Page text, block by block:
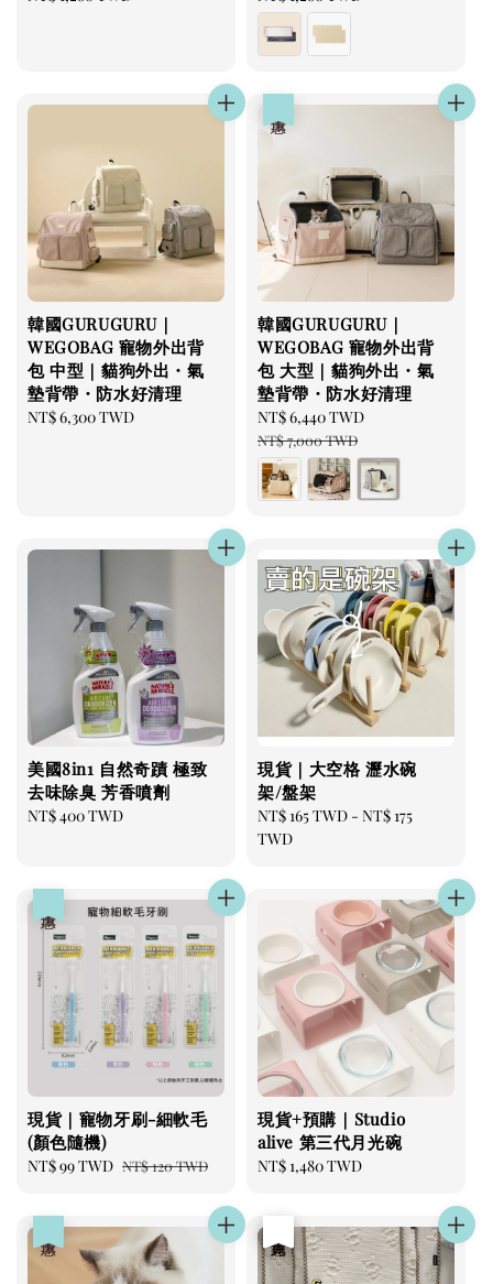
price
韓國GURUGURU｜
WEGOBAG 寵物外出背
包 中型｜貓狗外出・氣
墊背帶・防水好清理
Regular
NT$ 6,300 TWD
韓國GURUGURU｜
WEGOBAG 寵物外出背
包 大型｜貓狗外出・氣
墊背帶・防水好清理
Sale
price
NT$ 6,440 TWD
NT$ 7,000 TWD
美國8in1 自然奇蹟 極致
去味除臭 芳香噴劑
Regular
NT$ 400 TWD
現貨｜大空格 瀝水碗
架/盤架
Regular
price
NT$ 165 TWD - NT$ 175
TWD
現貨｜寵物牙刷-細軟毛
(顏色隨機)
Sale
NT$ 99 TWD Regular
NT$ 120 TWD
現貨+預購｜Studio
alive 第三代月光碗
Regular
NT$ 1,480 TWD